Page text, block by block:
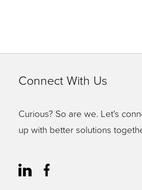
Connect With Us
Curious? So are we. Let's
up with better solutions